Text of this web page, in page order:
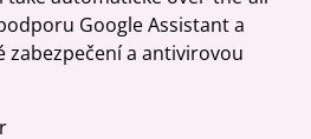
Google Assistant a
zabezpečení a antivirovou